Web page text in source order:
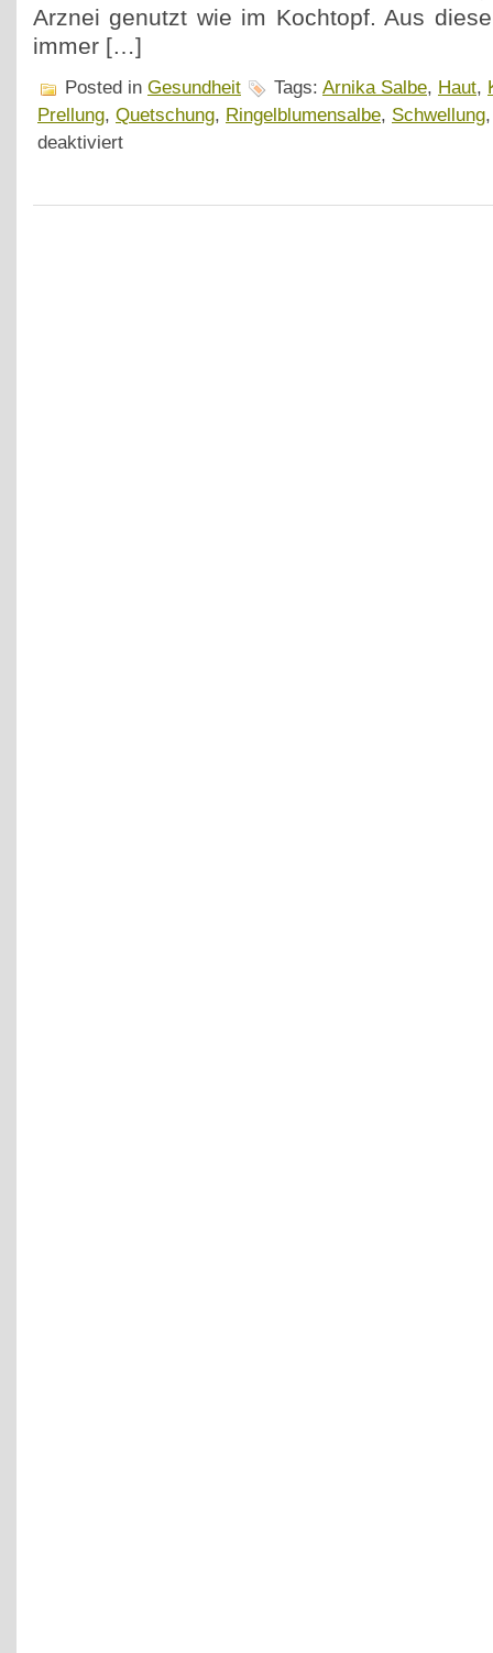
Arznei genutzt wie im Kochtopf. Aus
immer […]
Posted in Gesundheit Tags: Arnika Salbe, Haut,
Prellung, Quetschung, Ringelblumensalbe, Schwellung
deaktiviertfür
–